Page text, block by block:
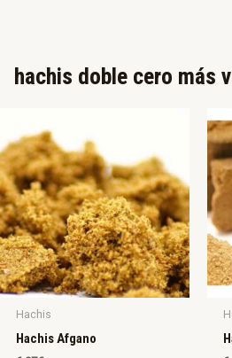
hachis doble cero más
Hachis
Hachis Afgano